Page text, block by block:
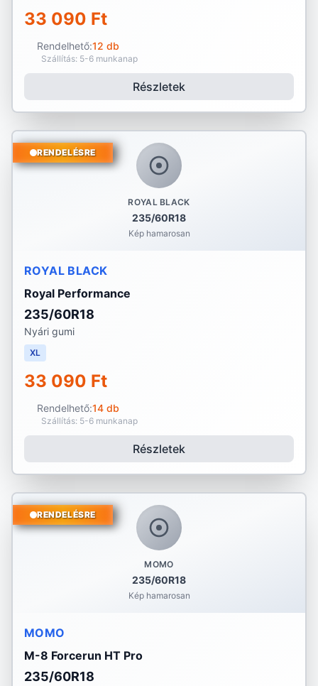
33 090 Ft
Rendelhető:12 db
Szállítás: 5-6 munkanap
Részletek
ROYAL BLACK
235/60R18
Kép hamarosan
RENDELÉSRE
ROYAL BLACK
Royal Performance
235/60R18
Nyári gumi
XL
33 090 Ft
Rendelhető:14 db
Szállítás: 5-6 munkanap
Részletek
MOMO
235/60R18
Kép hamarosan
RENDELÉSRE
MOMO
M-8 Forcerun HT Pro
235/60R18